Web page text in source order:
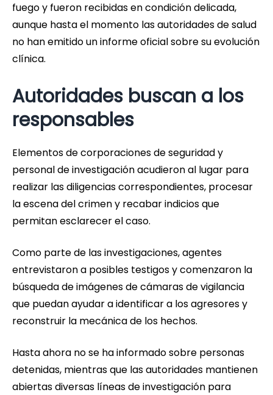
fuego y fueron recibidas en condición delicada,
aunque hasta el momento las autoridades de salud
no han emitido un informe oficial sobre su evolución
clínica.
Autoridades buscan a los
responsables
Elementos de corporaciones de seguridad y
personal de investigación acudieron al lugar para
realizar las diligencias correspondientes, procesar
la escena del crimen y recabar indicios que
permitan esclarecer el caso.
Como parte de las investigaciones, agentes
entrevistaron a posibles testigos y comenzaron la
búsqueda de imágenes de cámaras de vigilancia
que puedan ayudar a identificar a los agresores y
reconstruir la mecánica de los hechos.
Hasta ahora no se ha informado sobre personas
detenidas, mientras que las autoridades mantienen
abiertas diversas líneas de investigación para